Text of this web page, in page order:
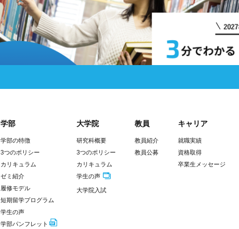
学部
学部の特徴
3つのポリシー
カリキュラム
ゼミ紹介
履修モデル
短期留学プログラム
学生の声
学部パンフレット
大学院
研究科概要
3つのポリシー
カリキュラム
学生の声
大学院入試
教員
教員紹介
教員公募
キャリア
就職実績
資格取得
卒業生メッセージ